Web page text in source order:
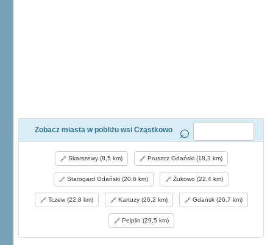
Zobacz miasta w pobliżu wsi Cząstkowo
Skarszewy (8,5 km) Pruszcz Gdański (18,3 km)
Starogard Gdański (20,6 km) Żukowo (22,4 km)
Tczew (22,8 km) Kartuzy (26,2 km) Gdańsk (26,7 km)
Pelplin (29,5 km)